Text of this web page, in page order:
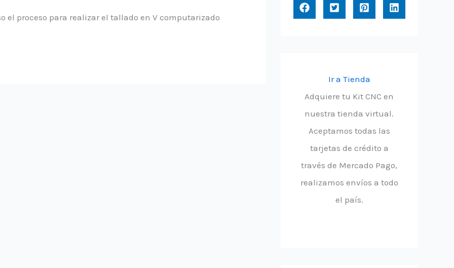
el proceso para realizar el tallado en V computarizado
Ir a Tienda
Adquiere tu Kit CNC en
nuestra tienda virtual.
Aceptamos todas las
tarjetas de crédito a
través de Mercado Pago,
realizamos envíos a todo
el país.